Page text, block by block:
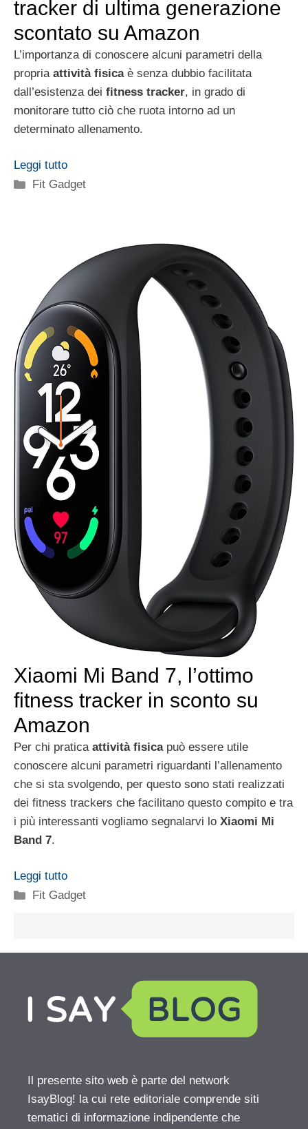
tracker di ultima generazione
scontato su Amazon
L’importanza di conoscere alcuni parametri della
propria attività fisicaè senza dubbio facilitata
dall’esistenza dei fitness tracker, in grado di
monitorare tutto ciò che ruota intorno ad un
determinato allenamento.
Leggi tutto
Categorie
Fit Gadget
Xiaomi Mi Band 7, l’ottimo
fitness tracker in sconto su
Amazon
Per chi pratica attività fisicapuò essere utile
conoscere alcuni parametri riguardanti l’allenamento
che si sta svolgendo, per questo sono stati realizzati
dei fitness trackers che facilitano questo compito e tra
i più interessanti vogliamo segnalarvi lo Xiaomi Mi
Band 7.
Leggi tutto
Categorie
Fit Gadget
Il presente sito web è parte del network
IsayBlog! la cui rete editoriale comprende siti
tematici di informazione indipendente che